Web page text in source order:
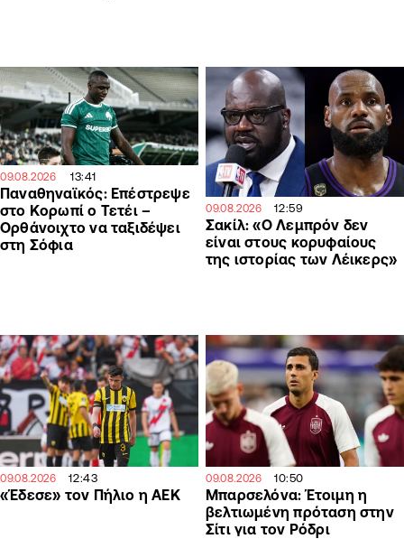
09.08.2026 13:41
Παναθηναϊκός: Επέστρεψε
στο Κορωπί ο Τετέι –
Ορθάνοιχτο να ταξιδέψει
στη Σόφια
09.08.2026 12:59
Σακίλ: «Ο Λεμπρόν δεν
είναι στους κορυφαίους
της ιστορίας των Λέικερς»
09.08.2026 12:43
«Έδεσε» τον Πήλιο η ΑΕΚ
09.08.2026 10:50
Μπαρσελόνα: Έτοιμη η
βελτιωμένη πρόταση στην
Σίτι για τον Ρόδρι